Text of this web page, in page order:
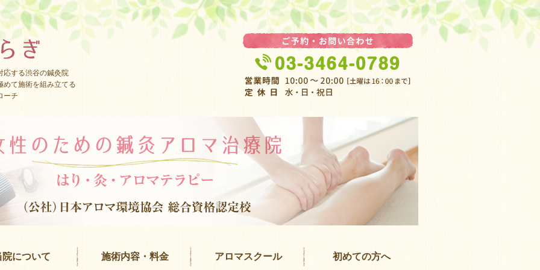
渋谷 女性専
応する渋谷の鍼灸院
めて施術を組み立てる
ーチ
院について 施術内容・料金 アロマスクール 初めての方へ